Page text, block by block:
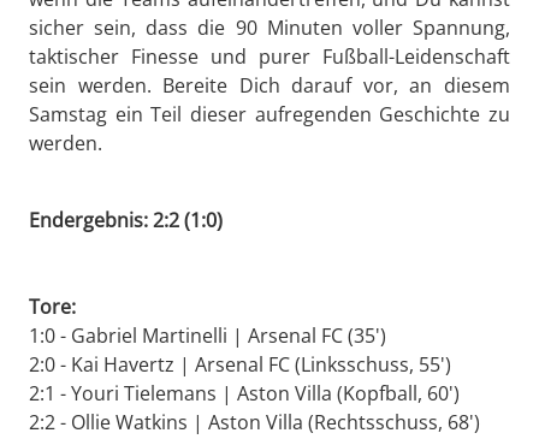
sicher sein, dass die 90 Minuten voller Spannung,
taktischer Finesse und purer Fußball-Leidenschaft
sein werden. Bereite Dich darauf vor, an diesem
Samstag ein Teil dieser aufregenden Geschichte zu
werden.
Endergebnis: 2:2 (1:0)
Tore:
1:0 - Gabriel Martinelli | Arsenal FC (35')
2:0 - Kai Havertz | Arsenal FC (Linksschuss, 55')
2:1 - Youri Tielemans | Aston Villa (Kopfball, 60')
2:2 - Ollie Watkins | Aston Villa (Rechtsschuss, 68')